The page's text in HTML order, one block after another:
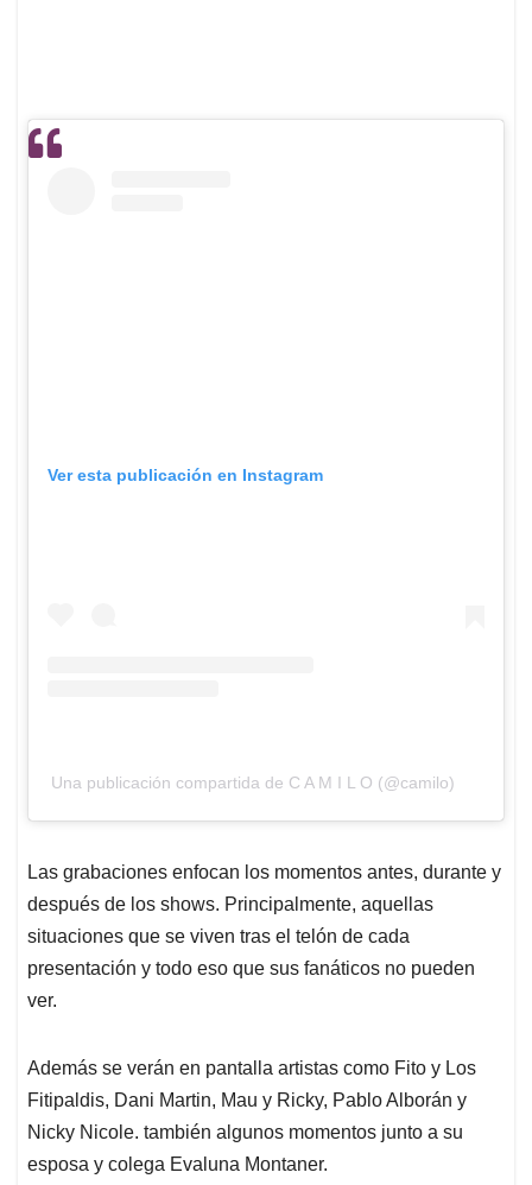
Ver esta publicación en Instagram
Una publicación compartida de C A M I L O (@camilo)
Las grabaciones enfocan los momentos antes, durante y
después de los shows. Principalmente, aquellas
situaciones que se viven tras el telón de cada
presentación y todo eso que sus fanáticos no pueden
ver.
Además se verán en pantalla artistas como Fito y Los
Fitipaldis, Dani Martin, Mau y Ricky, Pablo Alborán y
Nicky Nicole. también algunos momentos junto a su
esposa y colega Evaluna Montaner.